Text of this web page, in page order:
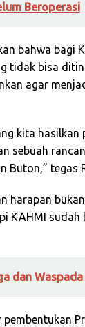
Beroperasi
bahwa bagi
tidak bisa
agar
kita
sebuah
Buton,” tegas
harapan
KAHMI sudah
dan